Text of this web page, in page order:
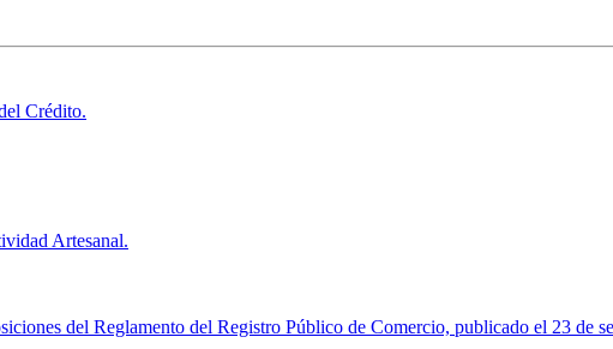
Crédito.
Artesanal.
del Reglamento del Registro Público de Comercio, publicado el 23 de